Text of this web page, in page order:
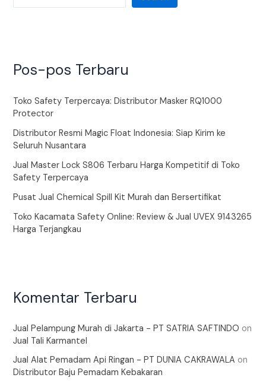
Pos-pos Terbaru
Toko Safety Terpercaya: Distributor Masker RQ1000
Protector
Distributor Resmi Magic Float Indonesia: Siap Kirim ke
Seluruh Nusantara
Jual Master Lock S806 Terbaru Harga Kompetitif di Toko
Safety Terpercaya
Pusat Jual Chemical Spill Kit Murah dan Bersertifikat
Toko Kacamata Safety Online: Review & Jual UVEX 9143265
Harga Terjangkau
Komentar Terbaru
Jual Pelampung Murah di Jakarta - PT SATRIA SAFTINDO on
Jual Tali Karmantel
Jual Alat Pemadam Api Ringan - PT DUNIA CAKRAWALA on
Distributor Baju Pemadam Kebakaran